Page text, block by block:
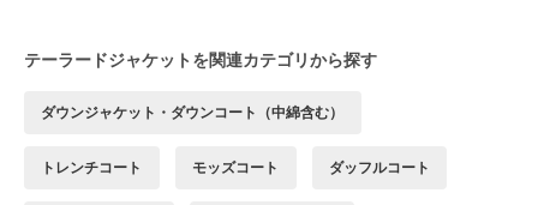
テーラードジャケットを関連カテゴリから探す
ダウンジャケット・ダウンコート（中綿含む）
トレンチコート モッズコート ダッフルコート